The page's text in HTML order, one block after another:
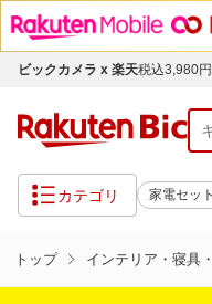
ビックカメラ x 楽天税込3,980
カテゴリ 家電セット
トップ インテリア・寝具